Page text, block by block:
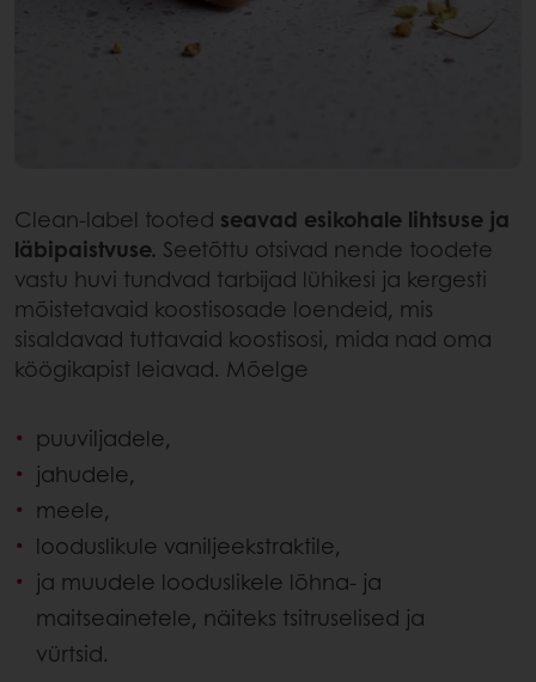
Clean-label tooted seavad esikohale lihtsuse ja
läbipaistvuse. Seetõttu otsivad nende toodete
vastu huvi tundvad tarbijad lühikesi ja kergesti
mõistetavaid koostisosade loendeid, mis
sisaldavad tuttavaid koostisosi, mida nad oma
köögikapist leiavad. Mõelge
puuviljadele,
jahudele,
meele,
looduslikule vaniljeekstraktile,
ja muudele looduslikele lõhna- ja
maitseainetele, näiteks tsitruselised ja
vürtsid.